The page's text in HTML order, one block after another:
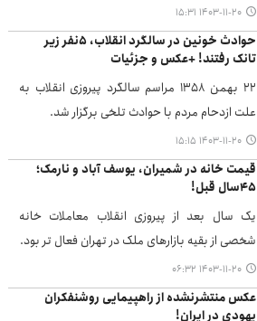
۱۴۰۳-۱۱-۲۰ ۱۵:۳۱
حوادث خونین در سالگرد انقلاب، ۵نفر زیر
تانک رفتند! +عکس و جزئیات
۲۲ بهمن ۱۳۵۸ مراسم سالگرد پیروزی انقلاب به
علت ازدحام مردم با حوادث تلخی برگزار شد.
۱۴۰۳-۱۱-۲۰ ۱۵:۱۵
قیمت خانه در شمیران، یوسف آباد و نارمک؛
۴۵سال قبل!
یک سال بعد از پیروزی انقلاب معاملات خانه
شخصی از بقیه بازارهای ملک در تهران فعال تر بود.
۱۴۰۳-۱۱-۲۰ ۰۶:۳۲
عکس‌ منتشرنشده از راهپیمایی روشنفکران
یهودی در ایران!